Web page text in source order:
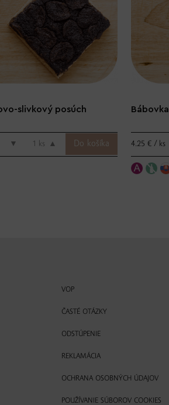
slivkový posúch
▼ ks ▲
Bábovka
4.25 € / ks
VOP
ČASTÉ OTÁZKY
ODSTÚPENIE
REKLAMÁCIA
OCHRANA OSOBNÝCH ÚDAJOV
POUŽÍVANIE SÚBOROV COOKIES